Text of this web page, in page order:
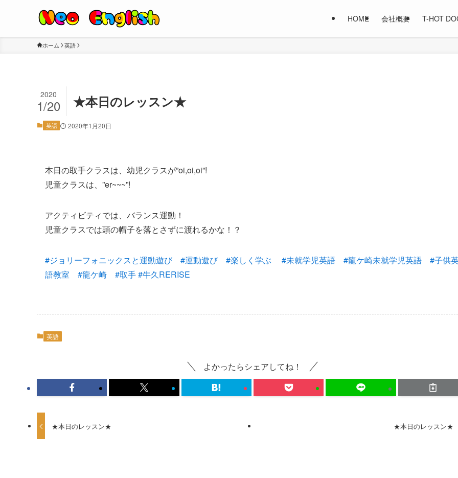
HOME 会社概要 T-HOT
ホーム 英語
★本日のレッスン★
2020
1/20
英語 2020年1月20日
本日の取手クラスは、幼児クラスが”oi,oi,oi”!
児童クラスは、”er~~~”!
アクティビティでは、バランス運動！
児童クラスでは頭の帽子を落とさずに渡れるかな！？
#ジョリーフォニックスと運動遊び #運動遊び #楽しく学ぶ #未就学児英語 #龍ケ崎未就学児英語 #子供
語教室
#龍ケ崎 #取手#牛久RERISE
英語
よかったらシェアしてね！
★本日のレッスン★ ★本日のレッスン★